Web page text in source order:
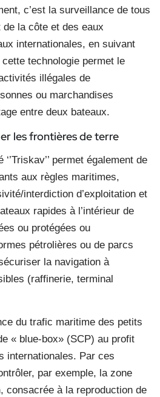
c’est la surveillance de tous
la côte et des eaux
internationales, en suivant
technologie permet le
illégales de
ou marchandises
entre deux bateaux.
les frontières de terre
permet également de
aux règles maritimes,
interdiction d’exploitation et
rapides à l’intérieur de
ou protégées ou
pétrolières ou de parcs
la navigation à
(raffinerie, terminal
du trafic maritime des petits
« blue-box» (SCP) au profit
internationales. Par ces
par exemple, la zone
consacrée à la reproduction de